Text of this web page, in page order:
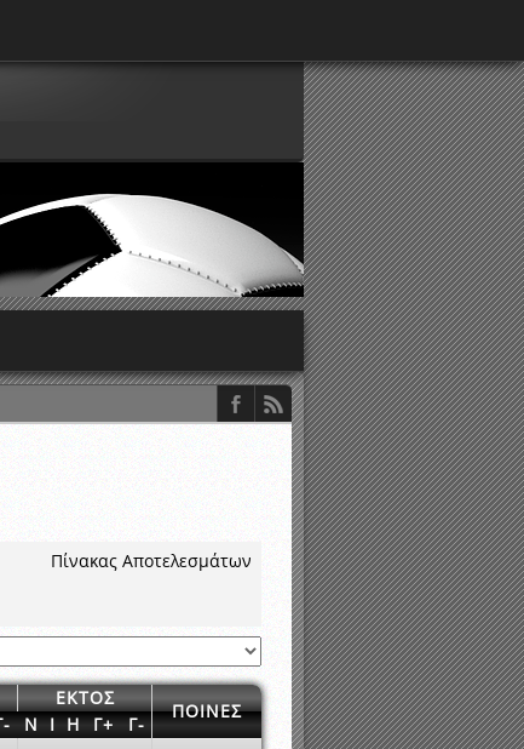
ΕΠΣΑ
περιόδου 2015-2016
Πίνακας Αποτελεσμάτων
ΕΚΤΟΣ
ΠΟΙΝΕΣ
Ν Ι Η Γ+
Γ-